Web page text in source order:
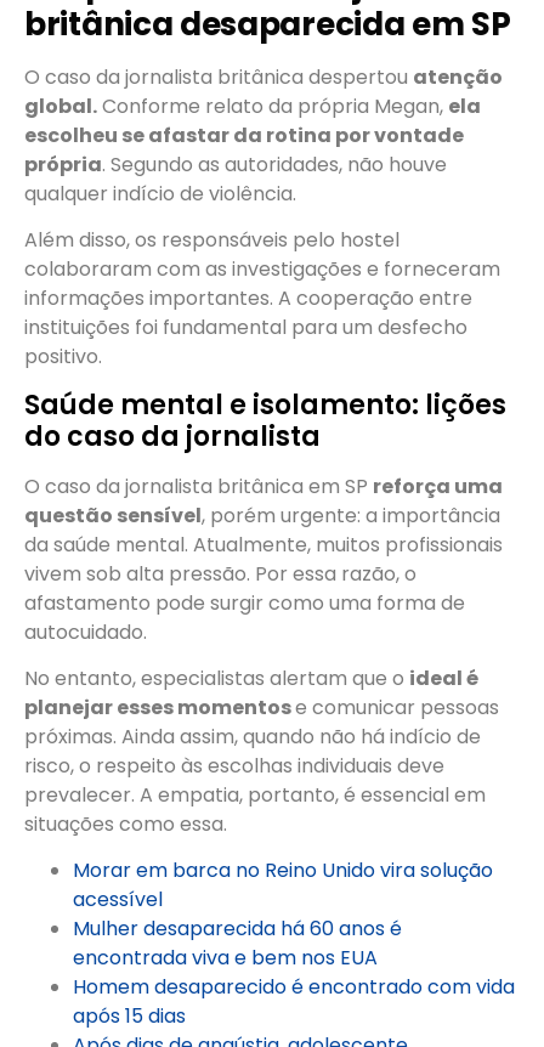
britânica desaparecida em SP
O caso da jornalista britânica despertou atenção
global.Conforme relato da própria Megan, ela
escolheu se afastar da rotina por vontade
própria. Segundo as autoridades, não houve
qualquer indício de violência.
Além disso, os responsáveis pelo hostel
colaboraram com as investigações e forneceram
informações importantes. A cooperação entre
instituições foi fundamental para um desfecho
positivo.
Saúde mental e isolamento: lições
do caso da jornalista
O caso da jornalista britânica em SP reforça uma
questão sensível, porém urgente: a importância
da saúde mental. Atualmente, muitos profissionais
vivem sob alta pressão. Por essa razão, o
afastamento pode surgir como uma forma de
autocuidado.
No entanto, especialistas alertam que o ideal é
planejar esses momentose comunicar pessoas
próximas. Ainda assim, quando não há indício de
risco, o respeito às escolhas individuais deve
prevalecer. A empatia, portanto, é essencial em
situações como essa.
Morar em barca no Reino Unido vira solução
acessível
Mulher desaparecida há 60 anos é
encontrada viva e bem nos EUA
Homem desaparecido é encontrado com vida
após 15 dias